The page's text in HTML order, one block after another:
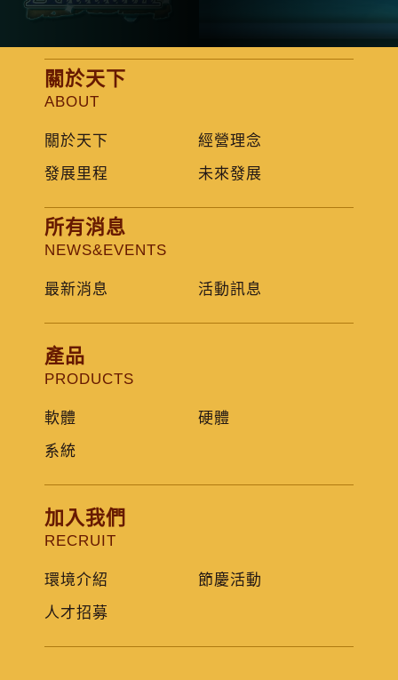
關於天下
ABOUT
關於天下
經營理念
發展里程
未來發展
所有消息
NEWS&EVENTS
最新消息 活動訊息
產品
PRODUCTS
軟體
硬體
系統
加入我們
RECRUIT
環境介紹
節慶活動
人才招募